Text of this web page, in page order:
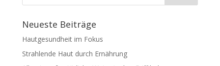
Neueste Beiträge
Hautgesundheit im Fokus
Strahlende Haut durch Ernährung